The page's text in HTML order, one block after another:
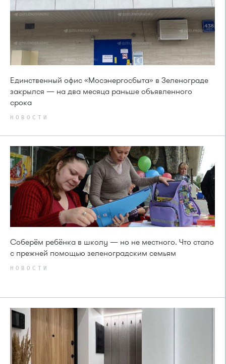
Единственный офис «Мосэнергосбыта» в Зеленограде
закрылся — на два месяца раньше объявленного
срока
НОВОСТИ
Соберём ребёнка в школу — но не местного. Что стало
с прежней помощью зеленоградским семьям
НОВОСТИ